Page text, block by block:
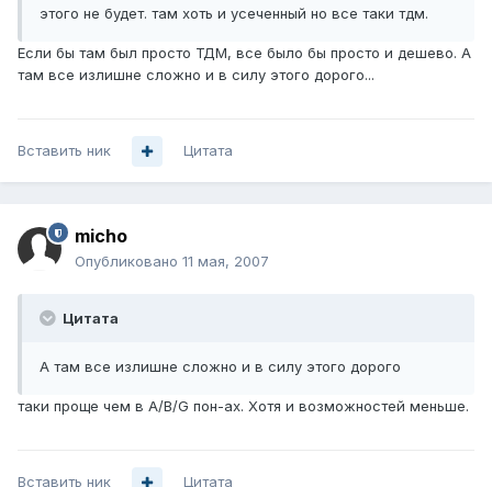
этого не будет. там хоть и усеченный но все таки тдм.
Если бы там был просто ТДМ, все было бы просто и дешево. А
там все излишне сложно и в силу этого дорого...
Вставить ник Цитата
micho
Опубликовано 11 мая, 2007
Цитата
А там все излишне сложно и в силу этого дорого
таки проще чем в A/B/G пон-ах. Хотя и возможностей меньше.
Вставить ник Цитата